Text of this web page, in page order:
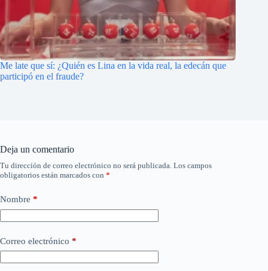
Me late que sí: ¿Quién es Lina en la vida real, la edecán que
participó en el fraude?
Deja un comentario
Tu dirección de correo electrónico no será publicada. Los campos
obligatorios están marcados con *
Nombre *
Correo electrónico *